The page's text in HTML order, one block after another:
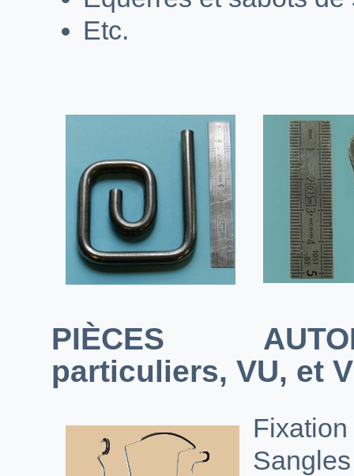
Etc.
PIÈCES
particuliers, VU, et
Fixation